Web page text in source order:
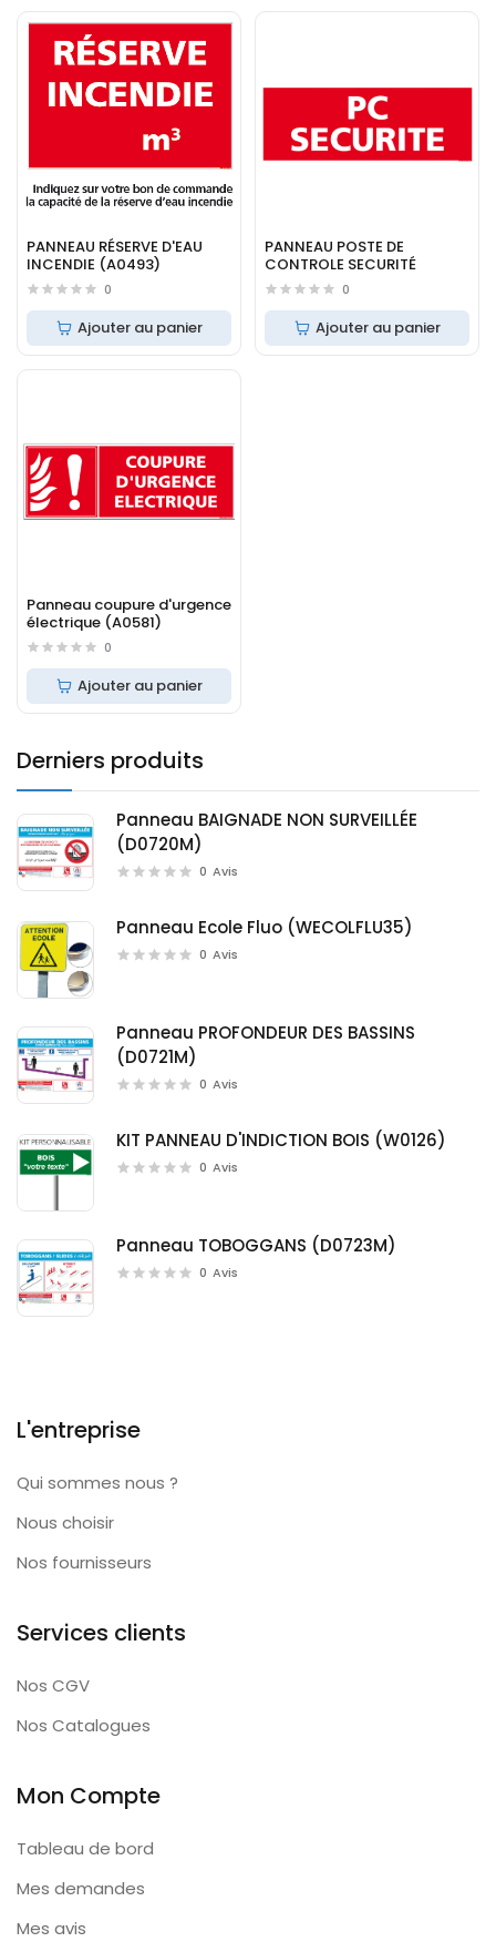
Derniers produits
Panneau BAIGNADE NON SURVEILLÉE
(D0720M)
0 Avis
Panneau Ecole Fluo (WECOLFLU35)
0 Avis
Panneau PROFONDEUR DES BASSINS
(D0721M)
0 Avis
KIT PANNEAU D'INDICTION BOIS (W0126)
0 Avis
Panneau TOBOGGANS (D0723M)
0 Avis
PANNEAU RÉSERVE D'EAU
INCENDIE (A0493)
0
Ajouter au panier
PANNEAU POSTE DE
CONTROLE SECURITÉ
0
Ajouter au panier
Panneau coupure d'urgence
électrique (A0581)
0
Ajouter au panier
L'entreprise
Qui sommes nous ?
Nous choisir
Nos fournisseurs
Services clients
Nos CGV
Nos Catalogues
Mon Compte
Tableau de bord
Mes demandes
Mes avis